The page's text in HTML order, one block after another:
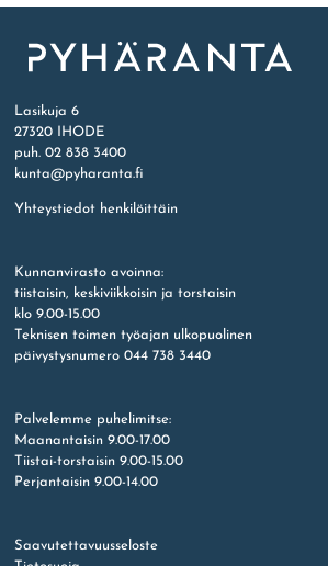
Lasikuja 6
27320 IHODE
puh. 02 838 3400
kunta@pyharanta.fi
Yhteystiedot henkilöittäin
Kunnanvirasto avoinna:
tiistaisin, keskiviikkoisin ja torstaisin
klo 9.00-15.00
Teknisen toimen työajan ulkopuolinen
päivystysnumero 044 738 3440
Palvelemme puhelimitse:
Maanantaisin 9.00-17.00
Tiistai-torstaisin 9.00-15.00
Perjantaisin 9.00-14.00
Saavutettavuusseloste